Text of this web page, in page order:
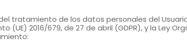
tratamiento de los datos personales del
2016/679, de 27 de abril (GDPR), y la Ley